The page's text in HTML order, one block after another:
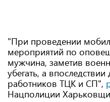
"При проведении
мероприятий по
мужчина, заметив
убегать, а
работников ТЦК и СП",
Нацполиции